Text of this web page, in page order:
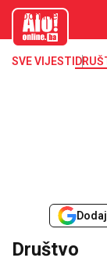
aloonline.b
SVE VIJESTI
Društvo